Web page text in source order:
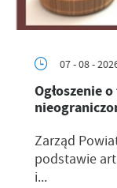
07 - 08 -
Ogłoszenie
Zarząd
podstawie
i...